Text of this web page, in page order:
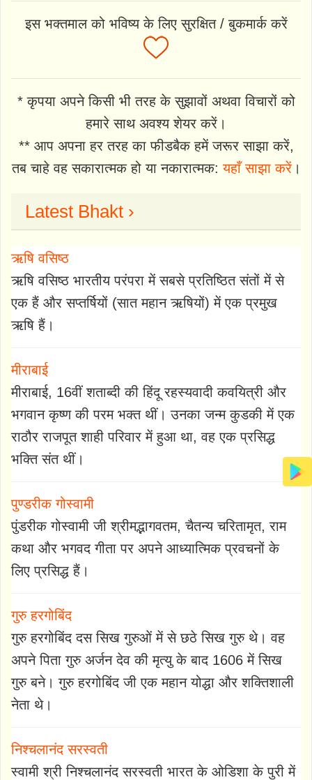
इस भक्तमाल को भविष्य के लिए सुरक्षित / बुकमार्क करें
* कृपया अपने किसी भी तरह के सुझावों अथवा विचारों को
हमारे साथ अवश्य शेयर करें।
** आप अपना हर तरह का फीडबैक हमें जरूर साझा करें,
तब चाहे वह सकारात्मक हो या नकारात्मक:यहाँ साझा करें।
Latest Bhakt ›
ऋषि वसिष्ठ
ऋषि वसिष्ठ भारतीय परंपरा में सबसे प्रतिष्ठित संतों में से
एक हैं और सप्तर्षियों (सात महान ऋषियों) में एक प्रमुख
ऋषि हैं।
मीराबाई
मीराबाई, 16वीं शताब्दी की हिंदू रहस्यवादी कवयित्री और
भगवान कृष्ण की परम भक्त थीं। उनका जन्म कुडकी में एक
राठौर राजपूत शाही परिवार में हुआ था, वह एक प्रसिद्ध
भक्ति संत थीं।
पुण्डरीक गोस्वामी
पुंडरीक गोस्वामी जी श्रीमद्भागवतम, चैतन्य चरितामृत, राम
कथा और भगवद गीता पर अपने आध्यात्मिक प्रवचनों के
लिए प्रसिद्ध हैं।
गुरु हरगोबिंद
गुरु हरगोबिंद दस सिख गुरुओं में से छठे सिख गुरु थे। वह
अपने पिता गुरु अर्जन देव की मृत्यु के बाद 1606 में सिख
गुरु बने। गुरु हरगोबिंद जी एक महान योद्धा और शक्तिशाली
नेता थे।
निश्चलानंद सरस्वती
स्वामी श्री निश्चलानंद सरस्वती भारत के ओडिशा के पुरी में